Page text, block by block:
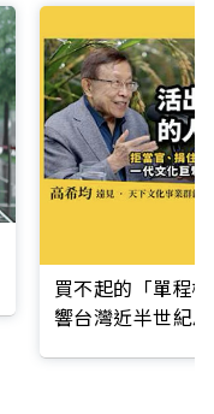
買不起的「單程
響台灣近半世紀